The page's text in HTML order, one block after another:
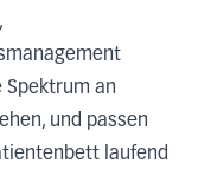
Spektrum an
und passen
laufend